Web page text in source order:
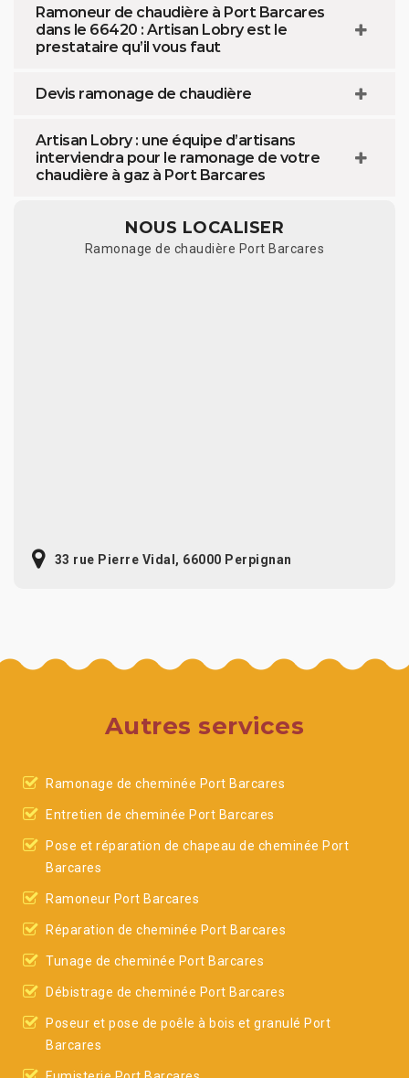
Ramoneur de chaudière à Port Barcares
dans le 66420 : Artisan Lobry est le
prestataire qu’il vous faut
Devis ramonage de chaudière
Artisan Lobry : une équipe d’artisans
interviendra pour le ramonage de votre
chaudière à gaz à Port Barcares
NOUS LOCALISER
Ramonage de chaudière Port Barcares
33 rue Pierre Vidal, 66000 Perpignan
Autres services
Ramonage de cheminée Port Barcares
Entretien de cheminée Port Barcares
Pose et réparation de chapeau de cheminée Port
Barcares
Ramoneur Port Barcares
Réparation de cheminée Port Barcares
Tunage de cheminée Port Barcares
Débistrage de cheminée Port Barcares
Poseur et pose de poêle à bois et granulé Port
Barcares